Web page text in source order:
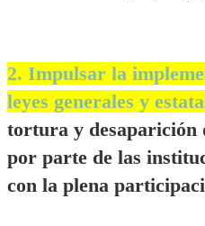
2. Impulsar la
leyes generales y
tortura y desaparición
por parte de las
con la plena